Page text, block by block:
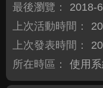
最後瀏覽：
2018-
上次活動時間：
上次發表時間：
所在時區：
使用